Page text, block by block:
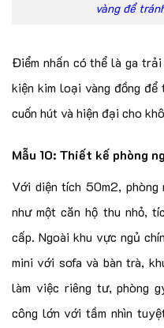
vàng để
Điểm nhấn có thể là ga trải
kiện kim loại vàng đồng
cuốn hút và hiện đại cho
Mẫu 10: Thiết kế phòng
Với diện tích 50m2,
như một căn hộ thu nhỏ,
cấp. Ngoài khu vực ngủ
mini với sofa và bàn trà,
làm việc riêng tư, phòng
công lớn với tầm nhìn